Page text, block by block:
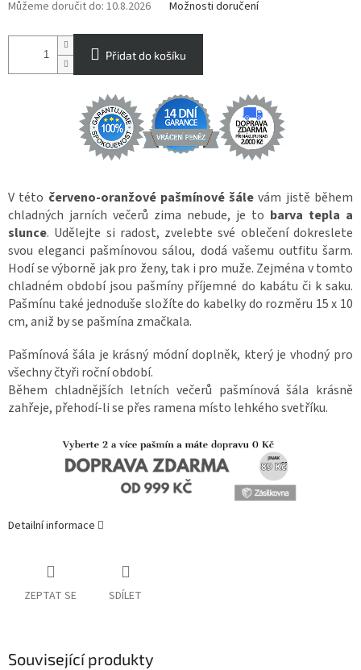
Můžeme doručit do: 10.8.2026 Možnosti doručení
Přidat do košíku
V této červeno-oranžové pašmínové šále vám jistě během
chladných jarních večerů zima nebude, je to barva tepla a
slunce. Udělejte si radost, zvelebte své oblečení dokreslete
svou eleganci pašmínovou sálou, dodá vašemu outfitu šarm.
Hodí se výborně jak pro ženy, tak i pro muže. Zejména v tomto
chladném období jsou pašmíny příjemné do kabátu či k saku.
Pašmínu také jednoduše složíte do kabelky do rozměru 15 x 10
cm, aniž by se pašmína zmačkala.
Pašmínová šála je krásný módní doplněk, který je vhodný pro
všechny čtyři roční období.
Během chladnějších letních večerů pašmínová šála krásně
zahřeje, přehodí-li se přes ramena místo lehkého svetříku.
Detailní informace
ZEPTAT SE SDÍLET
Související produkty